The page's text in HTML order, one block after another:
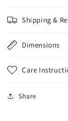
Shipping &
Dimensions
Care
Share